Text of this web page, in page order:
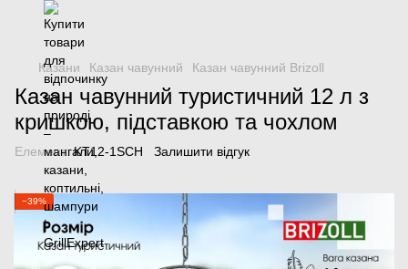
Казани Казан чавунний Казан чавунний Brizoll
Казан чавунний туристичний 12 л з
кришкою, підставкою та чохлом
Елемент:KT12-1SCH Залишити відгук
−39%